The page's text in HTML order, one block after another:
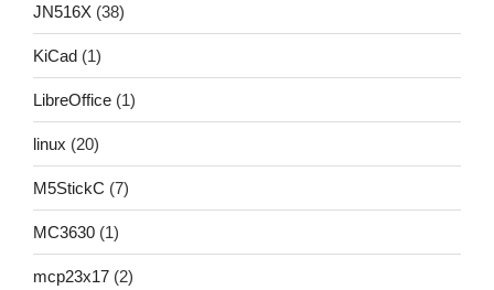
JN516X (38)
KiCad (1)
LibreOffice (1)
linux (20)
M5StickC (7)
MC3630 (1)
mcp23x17 (2)